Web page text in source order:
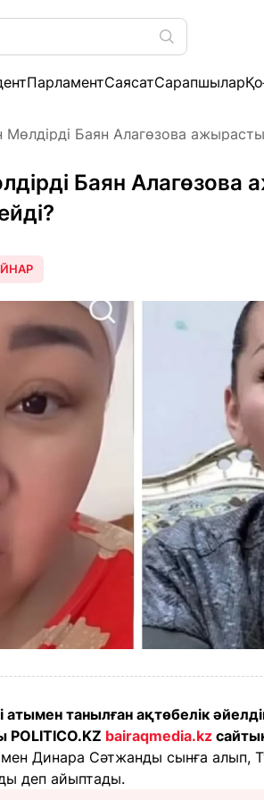
ПарламентСаясатСарапшылар
Мөлдірді Баян Алагөзова
Баян
атымен танылған ақтөбелік
bairaqmedia.kz
Динара Сәтжанды сынға алып,
деп айыптады.